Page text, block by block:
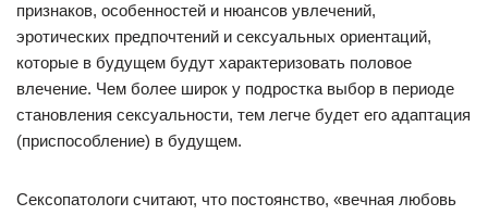
признаков, особенностей и нюансов увлечений,
эротических предпочтений и сексуальных ориентаций,
которые в будущем будут характеризовать половое
влечение. Чем более широк у подростка выбор в периоде
становления сексуальности, тем легче будет его адаптация
(приспособление) в будущем.
Сексопатологи считают, что постоянство, «вечная любовь